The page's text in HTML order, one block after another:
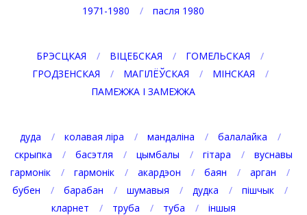
1971-1980
пасля 1980
БРЭСЦКАЯ ВІЦЕБСКАЯ
ГОМЕЛЬСКАЯ
ГРОДЗЕНСКАЯ
МАГІЛЁЎСКАЯ
МІНСКАЯ
ПАМЕЖЖА І ЗАМЕЖЖА
дуда колавая ліра мандаліна
балалайка
скрыпка
басэтля цымбалы гітара
вуснавы
гармонік
гармонік акардэон баян
арган
бубен
барабан шумавыя дудка
пішчык
кларнет
труба туба іншыя